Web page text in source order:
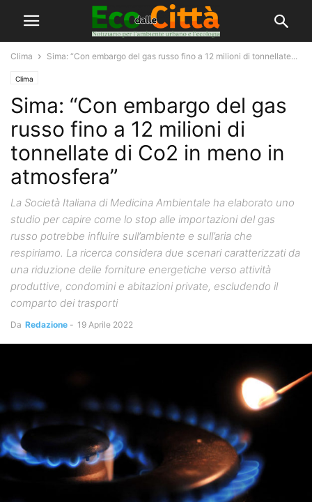
Clima Sima: “Con embargo del gas russo fino a 12 milioni di tonnellate...
Clima
Sima: “Con embargo del gas
russo fino a 12 milioni di
tonnellate di Co2 in meno in
atmosfera”
La Società Italiana di Medicina Ambientale ha elaborato uno
studio per capire come lo stop alle importazioni del gas
russo potrebbe influire sull’ambiente e sull’aria che
respiriamo. La ricerca considera due scenari caratterizzati da
una riduzione delle forniture energetiche verso attività
produttive, condomini e abitazioni private, escludendo il
comparto dei trasporti
Da Redazione - 19 Aprile 2022